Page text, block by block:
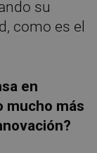
su
como es el
en
mucho más
n?